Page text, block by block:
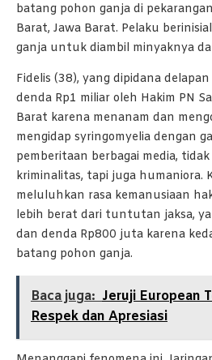
batang pohon ganja di
Barat, Jawa Barat. Pelaku
ganja untuk diambil minyaknya
Fidelis (38), yang dipidana
denda Rp1 miliar oleh Hakim PN
Barat karena menanam dan
mengidap syringomyelia dengan
pemberitaan berbagai media,
kriminalitas, tapi juga humaniora.
meluluhkan rasa kemanusiaan
lebih berat dari tuntutan jaksa,
dan denda Rp800 juta karena
batang pohon ganja.
Baca juga: Jeruji European
Respek dan Apresiasi